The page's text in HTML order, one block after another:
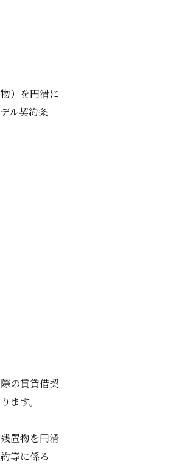
）を円滑に
ル契約条
の賃貸借契
ます。
置物を円滑
等に係る